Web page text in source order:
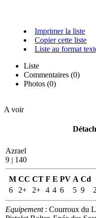
Imprimer la liste
Copier cette liste
Liste au format
Liste
Commentaires (0)
Photos (0)
A voir
Azrael
9 | 140
M CC CT F E PV A Cd
6
2+ 2+ 4 4 6 5 9
Equipement: Courroux du